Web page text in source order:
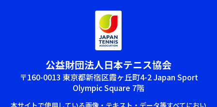
公益財団法⼈⽇本テニス協会
〒160-0013 東京都新宿区霞ヶ丘町4-2 Japan Sport
Olympic Square 7階
本サイトで使⽤している画像‧テキスト‧データ等すべてにおい